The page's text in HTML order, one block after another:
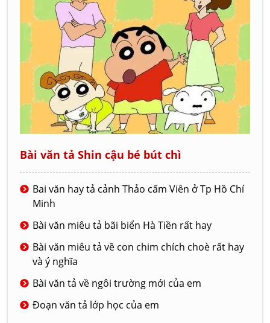
Bài văn tả Shin cậu bé bút chì
Bai văn hay tả cảnh Thảo cấm Viên ở Tp Hồ Chí
Minh
Bài văn miêu tả bãi biển Hà Tiền rất hay
Bài văn miêu tả về con chim chích choè rất hay
và ý nghĩa
Bài văn tả về ngôi trường mới của em
Đoạn văn tả lớp học của em